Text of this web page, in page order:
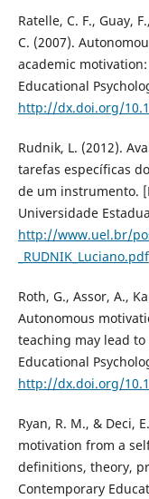
Ratelle, C. F., Guay,
C. (2007).
academic
Educational
http://dx.doi.org/
Rudnik, L. (2012).
tarefas específicas
de um instrumento.
Universidade
http://www.uel.br/
_RUDNIK_Luciano.pdf
Roth, G., Assor, A.,
Autonomous
teaching may lead
Educational
http://dx.doi.org/
Ryan, R. M., & Deci,
motivation from a
definitions, theory,
Contemporary